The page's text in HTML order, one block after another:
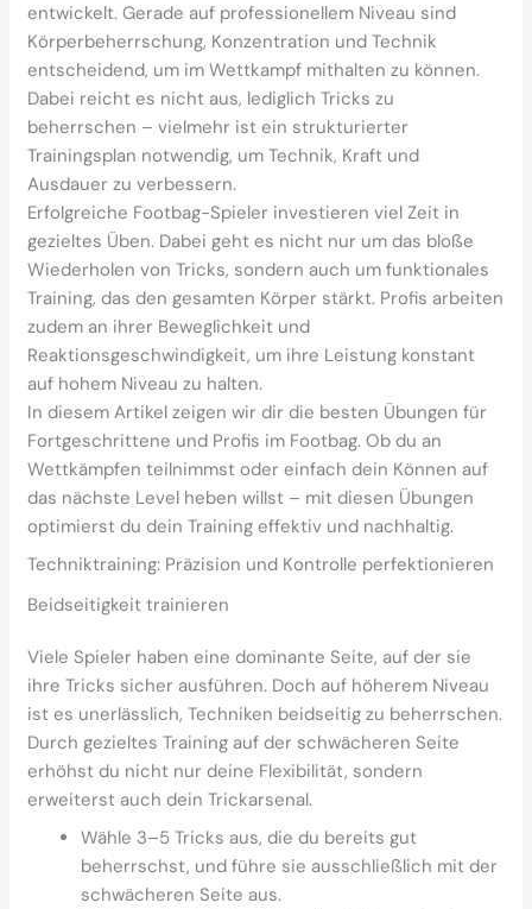
entwickelt. Gerade auf professionellem Niveau sind
Körperbeherrschung, Konzentration und Technik
entscheidend, um im Wettkampf mithalten zu können.
Dabei reicht es nicht aus, lediglich Tricks zu
beherrschen – vielmehr ist ein strukturierter
Trainingsplan notwendig, um Technik, Kraft und
Ausdauer zu verbessern.
Erfolgreiche Footbag-Spieler investieren viel Zeit in
gezieltes Üben. Dabei geht es nicht nur um das bloße
Wiederholen von Tricks, sondern auch um funktionales
Training, das den gesamten Körper stärkt. Profis arbeiten
zudem an ihrer Beweglichkeit und
Reaktionsgeschwindigkeit, um ihre Leistung konstant
auf hohem Niveau zu halten.
In diesem Artikel zeigen wir dir die besten Übungen für
Fortgeschrittene und Profis im Footbag. Ob du an
Wettkämpfen teilnimmst oder einfach dein Können auf
das nächste Level heben willst – mit diesen Übungen
optimierst du dein Training effektiv und nachhaltig.
Techniktraining: Präzision und Kontrolle perfektionieren
Beidseitigkeit trainieren
Viele Spieler haben eine dominante Seite, auf der sie
ihre Tricks sicher ausführen. Doch auf höherem Niveau
ist es unerlässlich, Techniken beidseitig zu beherrschen.
Durch gezieltes Training auf der schwächeren Seite
erhöhst du nicht nur deine Flexibilität, sondern
erweiterst auch dein Trickarsenal.
Wähle 3–5 Tricks aus, die du bereits gut
beherrschst, und führe sie ausschließlich mit der
schwächeren Seite aus.